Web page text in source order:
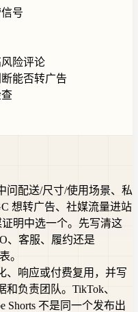
号
险评论
能否转广告
问配送/尺寸/使用场景、私
想转广告、社媒流量进站
明中选一个。先写清这
、客服、履约还是
。
、响应或付费复用，并写
负责团队。TikTok、
Shorts 不是同一个发布出